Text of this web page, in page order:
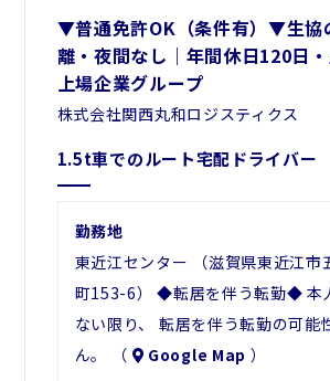
▼普通免許OK（条件有）▼生協
離・夜間なし｜年間休日120日・
上場企業グループ
株式会社関西丸和ロジスティクス
1.5t車でのルート宅配ドライバー
勤務地
東近江センター （滋賀県東近江市
町153-6） ◆転居を伴う転勤◆ 本
ない限り、 転居を伴う転勤の可能
ん。 （
Google Map ）